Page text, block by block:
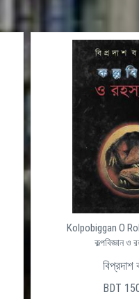
Kolpobiggan O
কল্পবিজ্ঞান ও
বিপ্রদাশ
BDT